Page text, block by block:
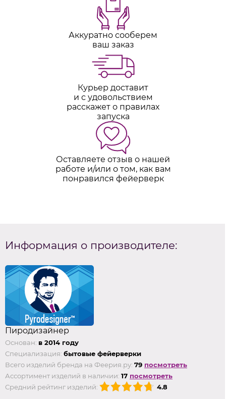
Аккуратно сооберем
ваш заказ
Курьер доставит
и с удовольствием
расскажет о правилах
запуска
Оставляете отзыв о нашей
работе и/или о том, как вам
понравился фейерверк
Информация о производителе:
Пиродизайнер
Основан: в 2014 году
Специализация: бытовые фейерверки
Всего изделий бренда на Феерия.ру: 79 посмотреть
Ассортимент изделий в наличии: 17 посмотреть
Средний рейтинг изделий:
4.8